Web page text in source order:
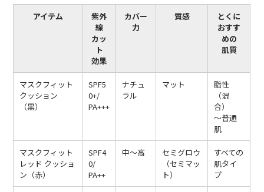
アイテム
紫外
線
カッ
ト
効果
カバー
力
質感
とくに
おすす
めの
肌質
マスクフィット
クッション
（黒）
SPF5
0+/
PA+++
ナチュ
ラル
マット
脂性
（混
合）
〜普通
肌
マスクフィット
レッド クッショ
ン（赤）
SPF4
0/
PA++
中〜高
セミグロウ
（セミマッ
ト）
すべての
肌タイ
プ